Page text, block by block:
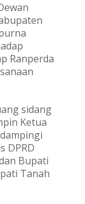
Ranperda
sidang
Ketua
DPRD
Bupati
Tanah